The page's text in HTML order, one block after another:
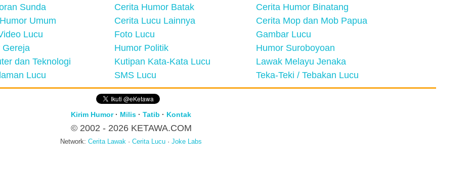
Sunda Cerita Humor Batak
Cerita Humor Binatang
Umum Cerita Lucu Lainnya
Cerita Mop dan Mob Papua
Lucu Foto Lucu
Gambar Lucu
Gereja Humor Politik
Humor Suroboyoan
dan Teknologi Kutipan Kata-Kata Lucu
Lawak Melayu Jenaka
Lucu SMS Lucu Teka-Teki / Tebakan Lucu
Kirim Humor· Milis · Tatib · Kontak
© 2002 - 2026 KETAWA.COM
Network: Cerita Lawak · Cerita Lucu · Joke Labs